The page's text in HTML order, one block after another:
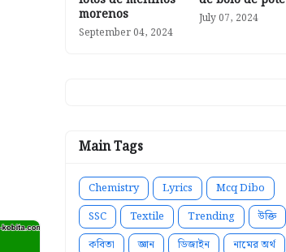
morenos
September 04, 2024
July 07, 2024
Main Tags
Chemistry Lyrics
Mcq Dibo
SSC
Textile Trending
উক্তি
কবিতা
জ্ঞান ডিজাইন
নামের অর্থ